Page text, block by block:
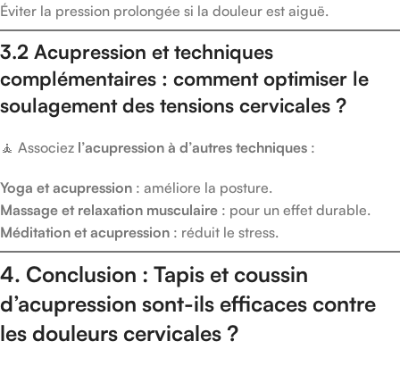
Éviter la pression prolongée si la douleur est aiguë.
3.2 Acupression et techniques
complémentaires : comment optimiser le
soulagement des tensions cervicales ?
🧘 Associez l’acupression à d’autres techniques :
Yoga et acupression : améliore la posture.
Massage et relaxation musculaire : pour un effet durable.
Méditation et acupression : réduit le stress.
4. Conclusion : Tapis et coussin
d’acupression sont-ils efficaces contre
les douleurs cervicales ?